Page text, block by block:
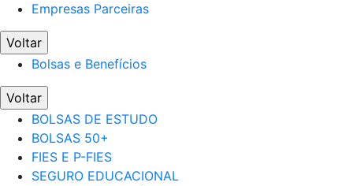
Empresas Parceiras
Voltar
Bolsas e Benefícios
Voltar
BOLSAS DE ESTUDO
BOLSAS 50+
FIES E P-FIES
SEGURO EDUCACIONAL